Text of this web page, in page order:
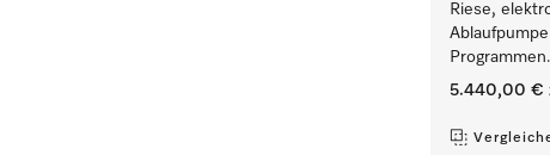
Riese,
5.440,00 €